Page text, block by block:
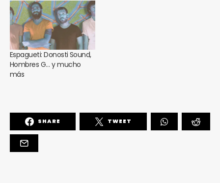
Espagueti: Donosti Sound,
Hombres G… y mucho
más
SHARE TWEET